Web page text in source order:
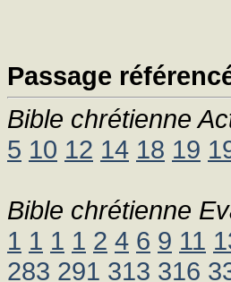
Passage
Bible chrétienne
5 10 12 14 18 19
Bible chrétienne
1 1 1 1 2 4 6 9 11
283 291 313 316